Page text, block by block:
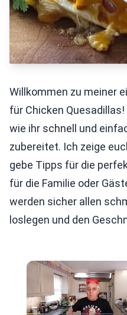
Willkommen zu meiner
für Chicken
wie ihr schnell und
zubereitet. Ich zeige
gebe Tipps für die
für die Familie oder
werden sicher allen
loslegen und den